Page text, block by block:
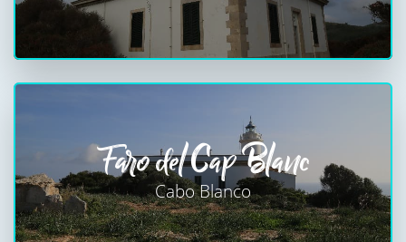
Faro del Cap Blanc
Cabo Blanco